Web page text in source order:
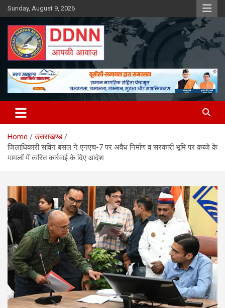
Skip
to
content
Sunday, August 9, 2026
DDNN
Home
उत्तराखण्ड
जिलाधिकारी सविन बंसल ने एनएच-7 पर अवैध निर्माण व सरकारी भूमि पर कब्जे के
मामलों में त्वरित कार्रवाई के दिए आदेश